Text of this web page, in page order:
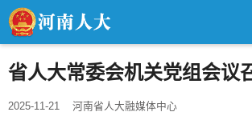
省人大常委会机关党组会议
2025-11-21 河南省人大融媒体中心